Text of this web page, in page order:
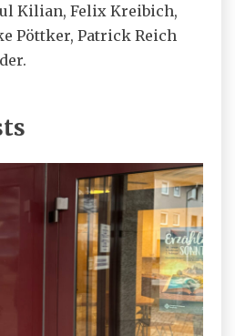
Kilian, Felix Kreibich,
Pöttker, Patrick Reich